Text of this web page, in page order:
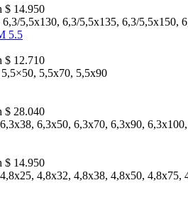
$ 14.950
5,5х130, 6,3/5,5х135, 6,3/5,5х150,
5.5
$ 12.710
5,5х70, 5,5х90
$ 28.040
6,3х50, 6,3х70, 6,3х90,
$ 14.950
4,8х32, 4,8х38, 4,8х50, 4,8х75,